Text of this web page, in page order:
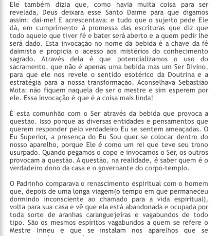
Ele também dizia que, como havia muita coisa para ser
revelada, Deus deixara esse Santo Daime para que digamos
assim: dai-me! E acrescentava: e tudo que o sujeito pede Ele
dá, em cumprimento à promessa das escrituras que diz que
todo aquele que tiver fé e bater será aberto e a quem pedir lhe
será dado. Esta invocação no nome da bebida é a chave da fé
daimista e propicia o acesso aos mistérios do conhecimento
sagrado. Através dela é que potencializamos o uso do
sacramento, que não é apenas uma bebida mas um Ser Divino,
para que ele nos revele o sentido esotérico da Doutrina e a
estratégia para a nossa transformação. Aconselhava Sebastião
Mota: não fiquem naquela de ser o mestre e sim esperem por
ele. Essa invocação é que é a coisa mais linda!
É esta comunhão com o Ser através da bebida que provoca a
questão. Isso porque as diversas entidades e pensamentos que
querem responder pelo verdadeiro Eu se sentem ameaçadas. O
Eu Superior, a presença do Eu Sou quer se colocar dentro do
nosso aparelho, porque Ele é como um rei que teve seu trono
usurpado. Quando pegamos o copo e invocamos o Ser, os outros
provocam a questão. A questão, na realidade, é saber quem é o
verdadeiro dono da casa e o governante do corpo-templo.
O Padrinho comparava o renascimento espiritual com o homem
que, depois de uma longa viagem(o tempo em que permaneceu
dormindo inconsciente ao chamado para a vida espiritual),
volta para sua casa e vê que ela está abandonada e ocupada por
toda sorte de aranhas caranguejeiras e vagabundos de todo
tipo. São os mesmos espíritos vagabundos a quem se refere o
Mestre Irineu e que se instalam nos aparelhos que se